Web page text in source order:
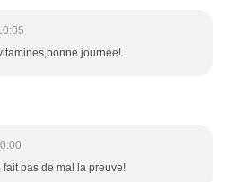
journée!
pas de mal la preuve!